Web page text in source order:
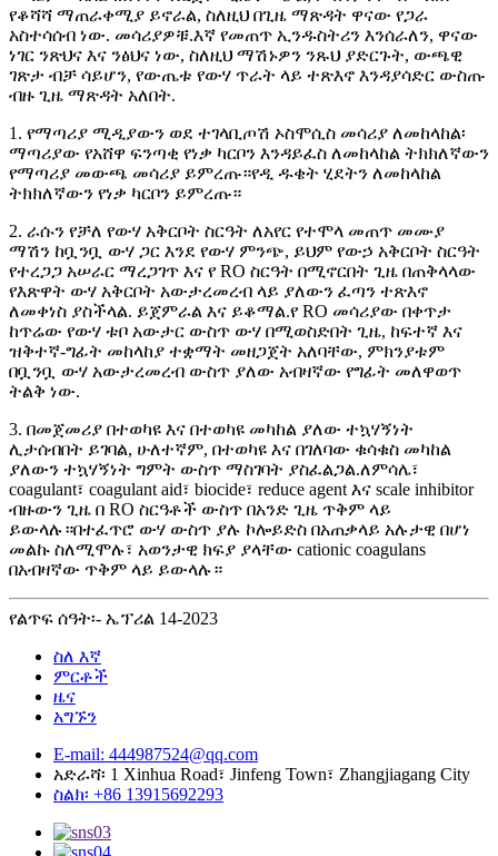
የቆሻሻ ማጠራቀሚያ ይኖራል, ስለዚህ በጊዜ ማጽዳት ዋናው የጋራ
አስተሳሰብ ነው. መሳሪያዎቹ.እኛ የመጠጥ ኢንዱስትሪን እንሰራለን, ዋናው
ነገር ንጽህና እና ንፅህና ነው, ስለዚህ ማሽኑዎን ንጹህ ያድርጉት, ውጫዊ
ገጽታ ብቻ ሳይሆን, የውጤቱ የውሃ ጥራት ላይ ተጽእኖ እንዳያሳድር ውስጡ
ብዙ ጊዜ ማጽዳት አለበት.
1. የማጣሪያ ሚዲያውን ወደ ተገላቢጦሽ ኦስሞሲስ መሳሪያ ለመከላከል፡
ማጣሪያው የአሸዋ ፍንጣቂ የነቃ ካርቦን እንዳይፈስ ለመከላከል ትክክለኛውን
የማጣሪያ መውጫ መሳሪያ ይምረጡ።የዲ ዱቄት ሂደትን ለመከላከል
ትክክለኛውን የነቃ ካርቦን ይምረጡ።
2. ራሱን የቻለ የውሃ አቅርቦት ስርዓት ለአየር የተሞላ መጠጥ መሙያ
ማሽን ከቧንቧ ውሃ ጋር እንደ የውሃ ምንጭ, ይህም የውኃ አቅርቦት ስርዓት
የተረጋጋ አሠራር ማረጋገጥ እና የ RO ስርዓት በሚኖርበት ጊዜ በጠቅላላው
የእጽዋት ውሃ አቅርቦት አውታረመረብ ላይ ያለውን ፈጣን ተጽእኖ
ለመቀነስ ያስችላል. ይጀምራል እና ይቆማል.የ RO መሳሪያው በቀጥታ
ከጥሬው የውሃ ቱቦ አውታር ውስጥ ውሃ በሚወስድበት ጊዜ, ከፍተኛ እና
ዝቅተኛ-ግፊት መከላከያ ተቋማት መዘጋጀት አለባቸው, ምክንያቱም
በቧንቧ ውሃ አውታረመረብ ውስጥ ያለው አብዛኛው የግፊት መለዋወጥ
ትልቅ ነው.
3. በመጀመሪያ በተወካዩ እና በተወካዩ መካከል ያለው ተኳሃኝነት
ሊታሰብበት ይገባል, ሁለተኛም, በተወካዩ እና በገለባው ቁሳቁስ መካከል
ያለውን ተኳሃኝነት ግምት ውስጥ ማስገባት ያስፈልጋል.ለምሳሌ፣
coagulant፣ coagulant aid፣ biocide፣ reduce agent እና scale inhibitor
ብዙውን ጊዜ በ RO ስርዓቶች ውስጥ በአንድ ጊዜ ጥቅም ላይ
ይውላሉ።በተፈጥሮ ውሃ ውስጥ ያሉ ኮሎይድስ በአጠቃላይ አሉታዊ በሆነ
መልኩ ስለሚሞሉ፣ አወንታዊ ክፍያ ያላቸው cationic coagulans
በአብዛኛው ጥቅም ላይ ይውላሉ።
የልጥፍ ሰዓት፡- ኤፕሪል 14-2023
ስለ እኛ
ምርቶች
ዜና
አግኙን
E-mail: 444987524@qq.com
አድራሻ፡ 1 Xinhua Road፣ Jinfeng Town፣ Zhangjiagang City
ስልክ፡ +86 13915692293